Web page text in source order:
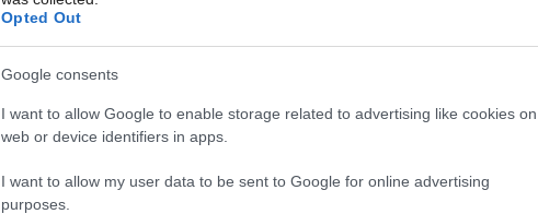
Opted Out
Google consents
I want to allow Google to enable storage related to advertising like cookies on
web or device identifiers in apps.
I want to allow my user data to be sent to Google for online advertising
purposes.